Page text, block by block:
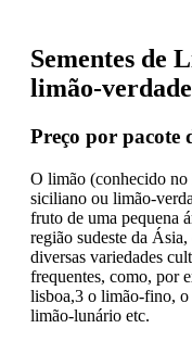
Sementes de
limão-
Preço por pacote
O limão (conhecido
siciliano ou limão-
fruto de uma pequena
região sudeste da
diversas variedades
frequentes, como, por
lisboa,3 o limão-fino,
limão-lunário etc.